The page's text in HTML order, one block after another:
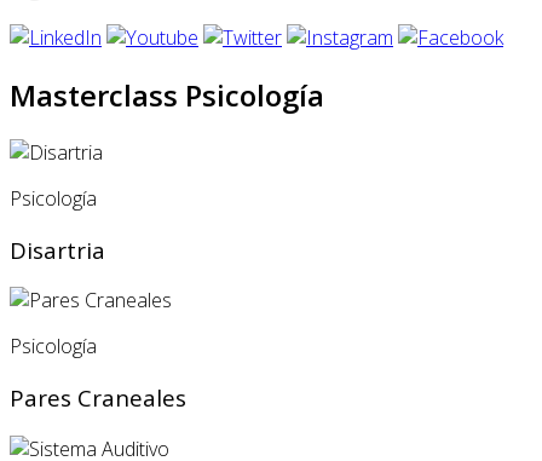
Masterclass Psicología
Psicología
Disartria
Psicología
Pares Craneales